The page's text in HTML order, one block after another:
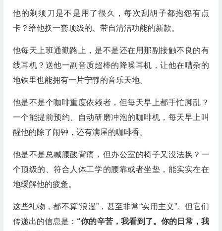
他的剃须刀是不是用了很久，每次刮胡子都抱怨有点
卡？给他换一套顶级的、带自清洁功能的新款。
他每天上班通勤路上，是不是还在用那副接触不良的有
线耳机？送他一副音质超棒的降噪耳机，让他在嘈杂的
地铁里也能拥有一片宁静的音乐天地。
他是不是个咖啡重度依赖者，但每天早上都手忙脚乱？
一个能提前预约、自动研磨冲泡的咖啡机，每天早上叫
醒他的除了闹钟，还有满屋的咖啡香。
他是不是总喊腰酸背痛，但办公室的椅子又没法换？一
个顶级的、符合人体工学的腰靠或者坐垫，能实实在在
地缓解他的疲惫。
这些礼物，都不算“浪漫”，甚至非常“实用主义”。但它们
传递出的信息是： “你的辛苦，我看到了。你的日常，我